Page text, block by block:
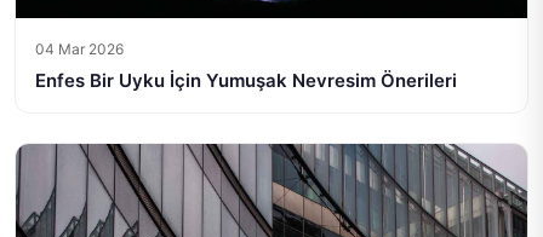
04 Mar 2026
Enfes Bir Uyku İçin Yumuşak Nevresim Önerileri